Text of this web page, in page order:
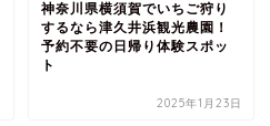
神奈川県横須賀でいちご狩り
するなら津久井浜観光農園！
予約不要の日帰り体験スポッ
ト
2025年1月23日